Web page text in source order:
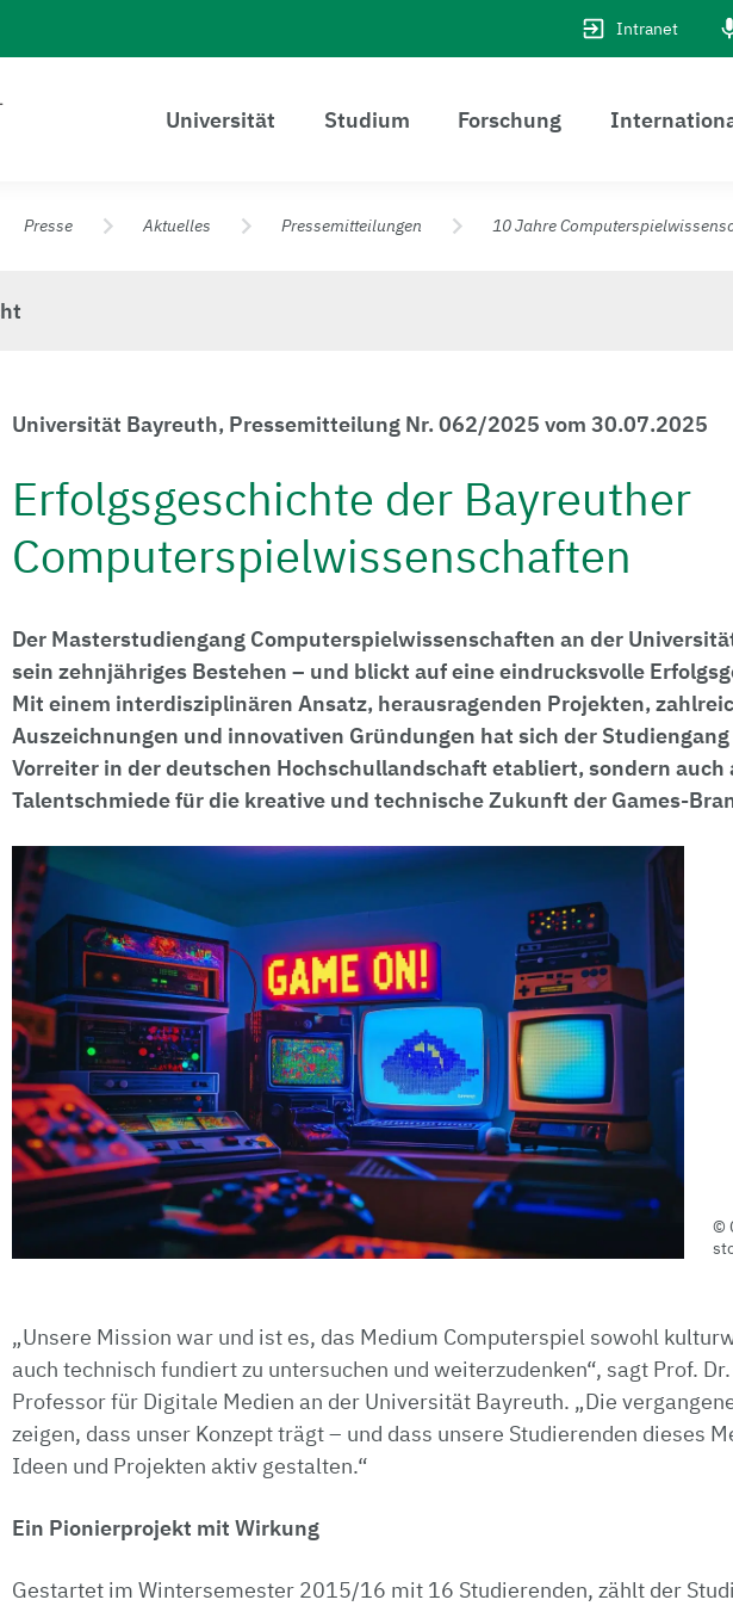
Intranet
Universität Studium Forschung
Top-Campus-Uni
Presse Aktuelles Pressemitteilungen 10 Jahre
Universität Bayreuth, Pressemitteilung Nr. 062/2025 vom 30.07.2025
Erfolgsgeschichte der Bayreuther
Computerspielwissenschaften
Der Masterstudiengang Computerspielwissenschaften an der
sein zehnjähriges Bestehen – und blickt auf eine eindrucksvolle
Mit einem interdisziplinären Ansatz, herausragenden Projekten,
Auszeichnungen und innovativen Gründungen hat sich der
Vorreiter in der deutschen Hochschullandschaft etabliert, sondern auch
Talentschmiede für die kreative und technische Zukunft der Games-
„Unsere Mission war und ist es, das Medium Computerspiel sowohl
auch technisch fundiert zu untersuchen und weiterzudenken“, sagt Prof.
Professor für Digitale Medien an der Universität Bayreuth. „Die
zeigen, dass unser Konzept trägt – und dass unsere Studierenden dieses
Ideen und Projekten aktiv gestalten.“
Ein Pionierprojekt mit Wirkung
Gestartet im Wintersemester 2015/16 mit 16 Studierenden, zählt der